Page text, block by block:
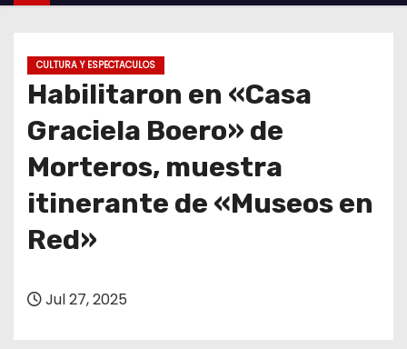
o
CULTURA Y ESPECTACULOS
Habilitaron en «Casa
Graciela Boero» de
Morteros, muestra
itinerante de «Museos en
Red»
Jul 27, 2025